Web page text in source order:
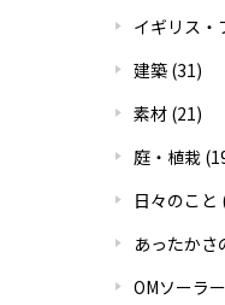
イギリス・
建築 (31)
素材 (21)
庭・植栽
日々のこと
あったかさ
OMソーラ